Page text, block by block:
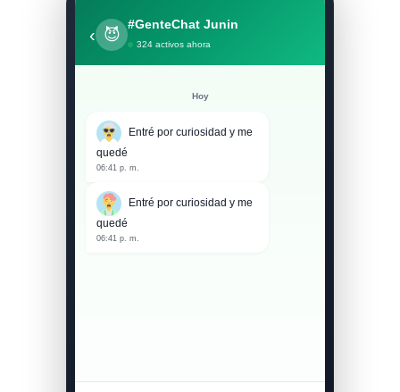
‹ 😈
#GenteChat Junin
324 activos ahora
Hoy
Entré por curiosidad y me
quedé
06:41 p. m.
Entré por curiosidad y me
quedé
06:41 p. m.